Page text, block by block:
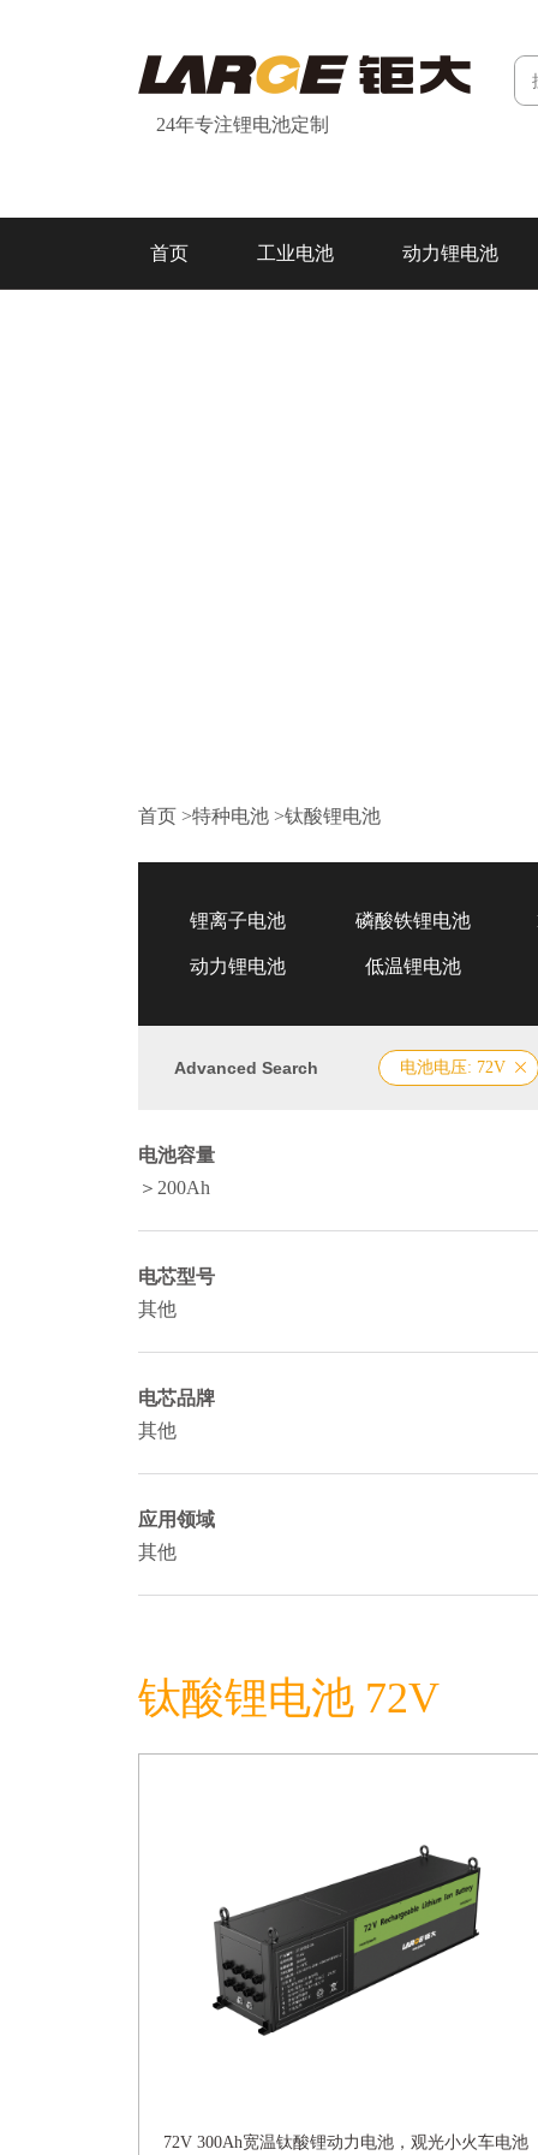
24年专注锂电池定制
首页 工业电池 动力锂电池
首页 >特种电池 >钛酸锂电池
锂离子电池 磷酸铁锂电池
动力锂电池 低温锂电池
Advanced Search 电池电压: 72V
电池容量
＞200Ah
电芯型号
其他
电芯品牌
其他
应用领域
其他
钛酸锂电池 72V
72V 300Ah宽温钛酸锂动力电池，观光小火车电池